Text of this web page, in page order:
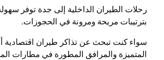
رحلات الطيران الداخلية إلى جدة توفر
بترتيبات مريحة ومرونة في الحجوزات.
سواء كنت تبحث عن تذاكر طيران اقتصادية
المتميزة والمرافق المطورة في مطارات